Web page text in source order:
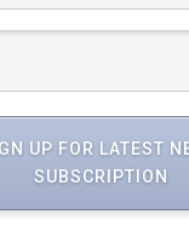
को जन-जन तक
UP FOR LATEST
SUBSCRIPTION